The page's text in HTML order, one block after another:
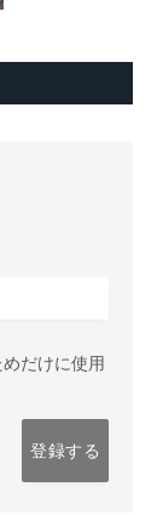
だけに使用